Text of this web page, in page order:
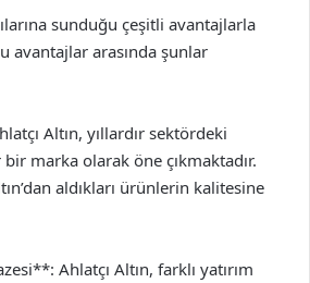
sunduğu çeşitli avantajlarla
avantajlar arasında şunlar
Altın, yıllardır sektördeki
marka olarak öne çıkmaktadır.
aldıkları ürünlerin kalitesine
Ahlatçı Altın, farklı yatırım